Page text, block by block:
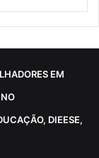
EM
DIEESE,